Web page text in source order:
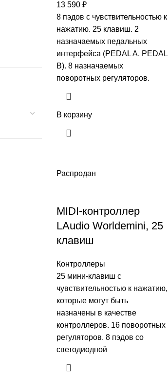
13 590 ₽
8 пэдов с чувствительностью к
нажатию. 25 клавиш. 2
назначаемых педальных
интерфейса (PEDAL A. PEDAL
B). 8 назначаемых
поворотных регуляторов.
В корзину
Распродан
MIDI-контроллер
LAudio Worldemini, 25
клавиш
Контроллеры
25 мини-клавиш с
чувствительностью к нажатию,
которые могут быть
назначены в качестве
контроллеров. 16 поворотных
регуляторов. 8 пэдов со
светодиодной